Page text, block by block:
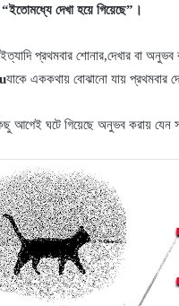
দেখা হয়ে গিয়েছে”।
প্রথমবার শোনার,দেখার বা
যাকে এককথায় বোঝানো যায় প্রথমবার
আগেই ঘটে গিয়েছে অনুভব করায় যেন